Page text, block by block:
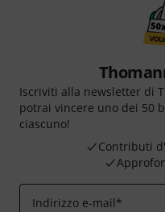
Iscriviti alla newsletter di
potrai vincere uno dei 50
ciascuno!
Contributi
Indirizzo e-mail*